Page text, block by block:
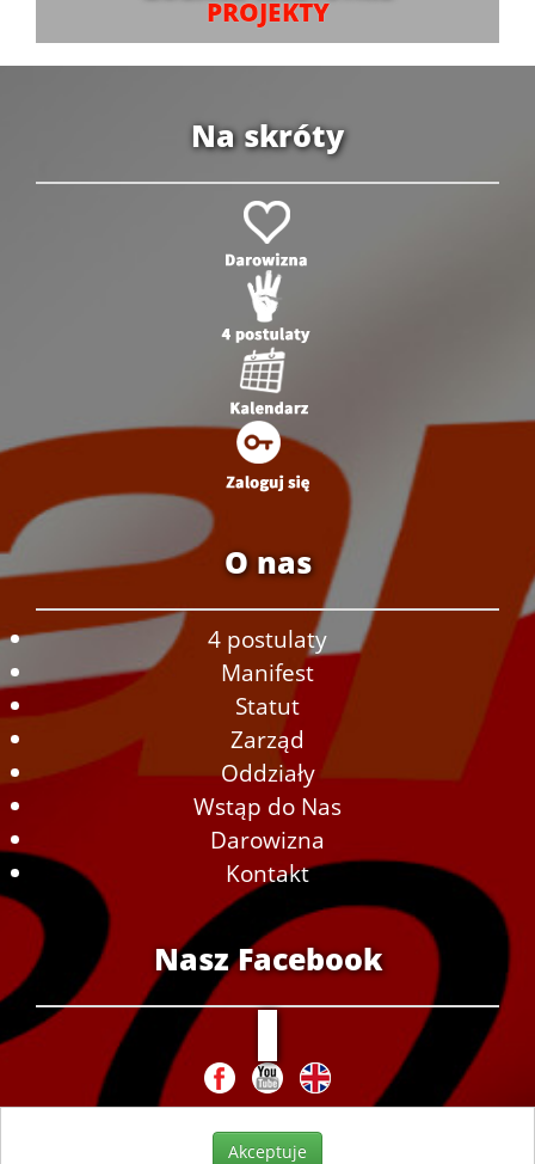
PROJEKTY
Na skróty
O nas
4 postulaty
Manifest
Statut
Zarząd
Oddziały
Wstąp do Nas
Darowizna
Kontakt
Nasz Facebook
Akceptuje